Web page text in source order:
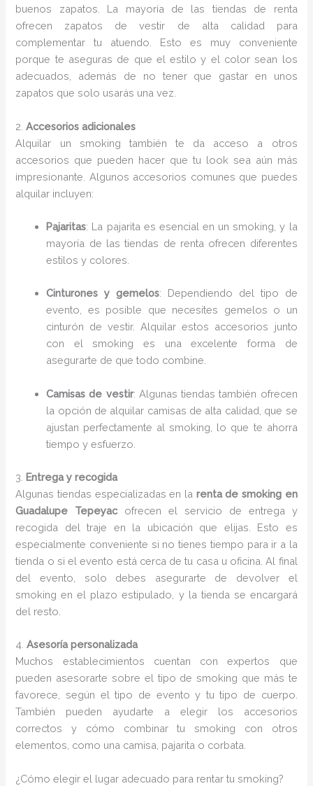
buenos zapatos. La mayoría de las tiendas de renta
ofrecen zapatos de vestir de alta calidad para
complementar tu atuendo. Esto es muy conveniente
porque te aseguras de que el estilo y el color sean los
adecuados, además de no tener que gastar en unos
zapatos que solo usarás una vez.
2.Accesorios adicionales
Alquilar un smoking también te da acceso a otros
accesorios que pueden hacer que tu look sea aún más
impresionante. Algunos accesorios comunes que puedes
alquilar incluyen:
Pajaritas: La pajarita es esencial en un smoking, y la
mayoría de las tiendas de renta ofrecen diferentes
estilos y colores.
Cinturones y gemelos: Dependiendo del tipo de
evento, es posible que necesites gemelos o un
cinturón de vestir. Alquilar estos accesorios junto
con el smoking es una excelente forma de
asegurarte de que todo combine.
Camisas de vestir: Algunas tiendas también ofrecen
la opción de alquilar camisas de alta calidad, que se
ajustan perfectamente al smoking, lo que te ahorra
tiempo y esfuerzo.
3. Entrega y recogida
Algunas tiendas especializadas en la renta de smoking en
Guadalupe Tepeyacofrecen el servicio de entrega y
recogida del traje en la ubicación que elijas. Esto es
especialmente conveniente si no tienes tiempo para ir a la
tienda o si el evento está cerca de tu casa u oficina. Al final
del evento, solo debes asegurarte de devolver el
smoking en el plazo estipulado, y la tienda se encargará
del resto.
4.Asesoría personalizada
Muchos establecimientos cuentan con expertos que
pueden asesorarte sobre el tipo de smoking que más te
favorece, según el tipo de evento y tu tipo de cuerpo.
También pueden ayudarte a elegir los accesorios
correctos y cómo combinar tu smoking con otros
elementos, como una camisa, pajarita o corbata.
¿Cómo elegir el lugar adecuado para rentar tu smoking?